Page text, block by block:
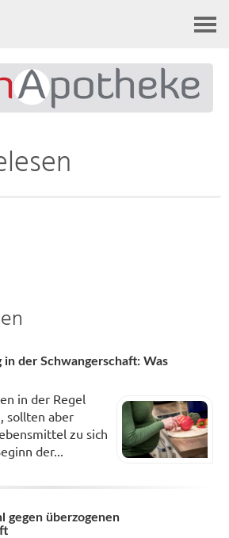
in der Schwangerschaft: Was
in der Regel
sollten aber
zu sich
der...
gegen überzogenen